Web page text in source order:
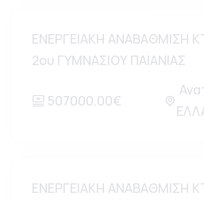
ΕΝΕΡΓΕΙΑΚΗ ΑΝΑΒΑΘΜΙΣΗ
2ου ΓΥΜΝΑΣΙΟΥ ΠΑΙΑΝΙΑΣ
507000.00€
ΕΝΕΡΓΕΙΑΚΗ ΑΝΑΒΑΘΜΙΣΗ